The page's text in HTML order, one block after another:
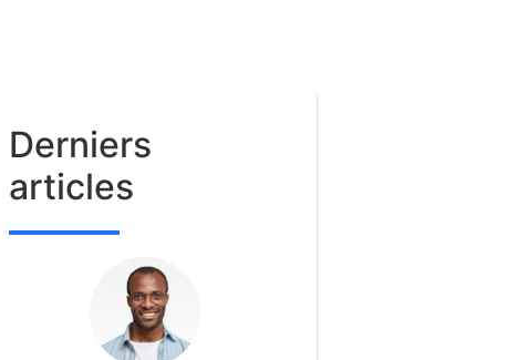
Derniers
articles